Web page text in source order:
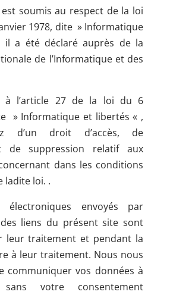
soumis au respect de la loi
1978, dite » Informatique
a été déclaré auprès de la
de l’Informatique et des
à l’article 27 de la loi du 6
» Informatique et libertés « ,
d’un droit d’accès, de
de suppression relatif aux
dans les conditions
ladite loi. .
électroniques envoyés par
des liens du présent site sont
leur traitement et pendant la
à leur traitement. Nous nous
communiquer vos données à
votre consentement